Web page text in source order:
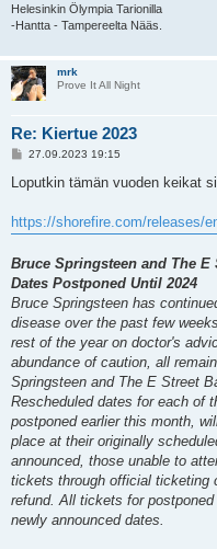
Helesinkin Ölympia Tarionilla
-Hantta - Tampereelta Nääs.
mrk
Prove It All Night
Re: Kiertue 2023
V
e
s
i
27.09.2023 19:15
Loputkin tämän vuoden keikat
https://shorefire.com/releases/
Bruce Springsteen and The E
Dates Postponed Until 2024
Bruce Springsteen has
disease over the past few
rest of the year on doctor's
abundance of caution, all
Springsteen and The E Street
Rescheduled dates for each of
postponed earlier this month,
place at their originally
announced, those unable to
tickets through official ticketing
refund. All tickets for
newly announced dates.